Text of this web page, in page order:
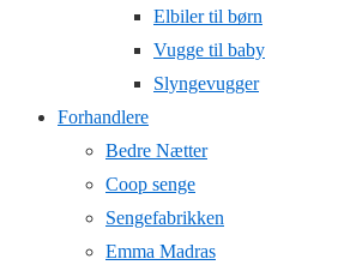
Elbiler til børn
Vugge til baby
Slyngevugger
Forhandlere
Bedre Nætter
Coop senge
Sengefabrikken
Emma Madras